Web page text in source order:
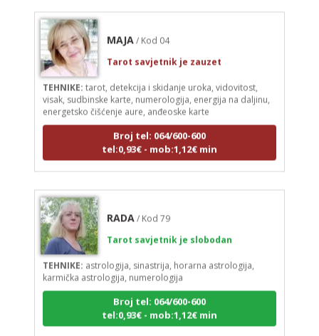
TEHNIKE:tarot, detekcija i skidanje uroka, vidovitost,
visak, sudbinske karte, numerologija, energija na daljinu,
energetsko čišćenje aure, anđeoske karte
Broj tel: 064/600-600
tel:0,93€ - mob:1,12€ min
TEHNIKE:astrologija, sinastrija, horarna astrologija,
karmička astrologija, numerologija
Broj tel: 064/600-600
tel:0,93€ - mob:1,12€ min